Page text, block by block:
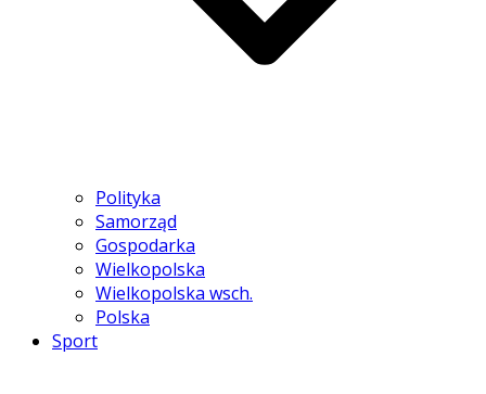
Polityka
Samorząd
Gospodarka
Wielkopolska
Wielkopolska wsch.
Polska
Sport